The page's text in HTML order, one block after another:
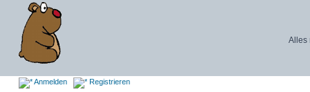
Alles
Anmelden Registrieren